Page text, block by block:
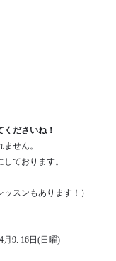
ださいね！
せん。
ております。
ッスンもあります！）
月9. 16日(日曜)